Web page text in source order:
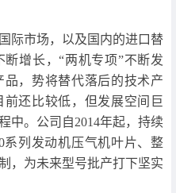
市场，以及国内的进口替
增长，“两机专项”不断发
，势将替代落后的技术产
还比较低，但发展空间巨
中。公司自2014年起，持续
系列发动机压气机叶片、整
，为未来型号批产打下坚实